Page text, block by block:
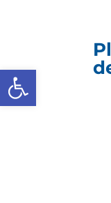
Abrir barra de